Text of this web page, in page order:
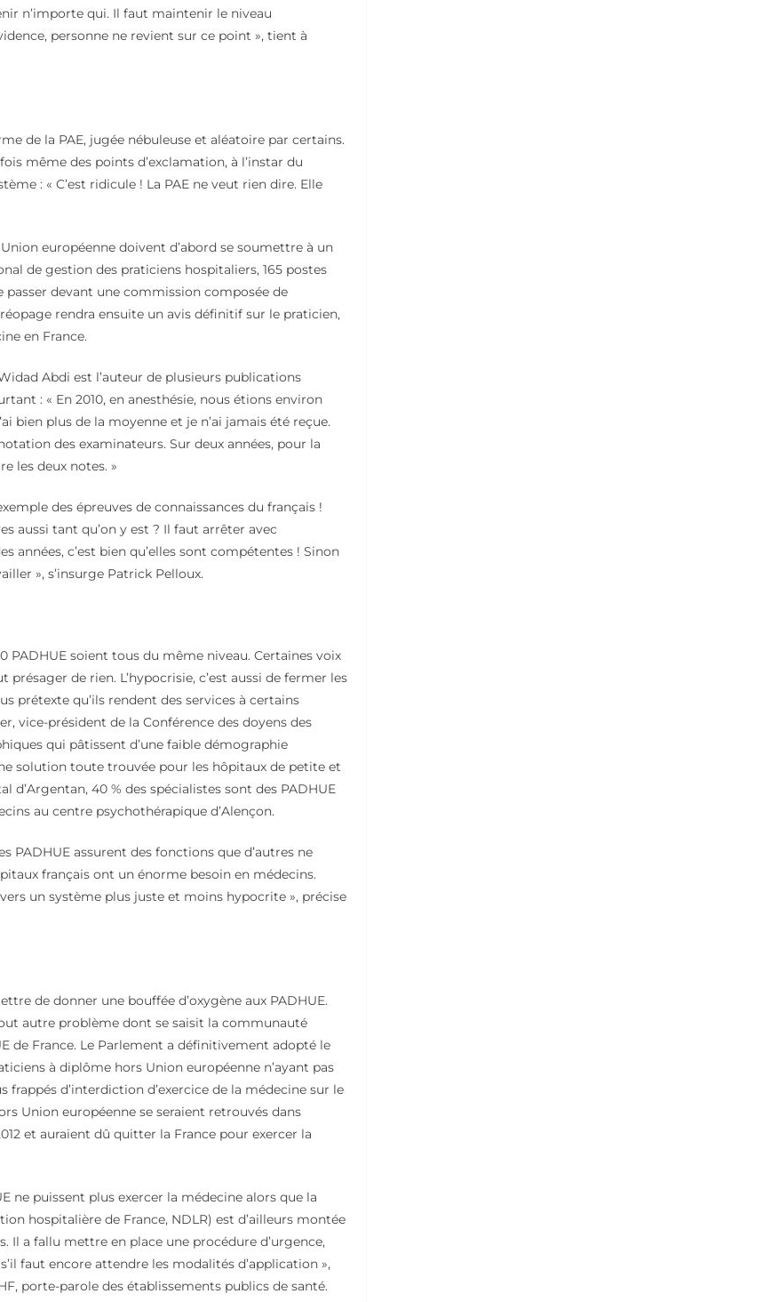
n’importe qui. Il faut maintenir le niveau
personne ne revient sur ce point », tient à
de la PAE, jugée nébuleuse et aléatoire par certains.
même des points d’exclamation, à l’instar du
: « C’est ridicule ! La PAE ne veut rien dire. Elle
européenne doivent d’abord se soumettre à un
de gestion des praticiens hospitaliers, 165 postes
devant une commission composée de
rendra ensuite un avis définitif sur le praticien,
en France.
Abdi est l’auteur de plusieurs publications
: « En 2010, en anesthésie, nous étions environ
bien plus de la moyenne et je n’ai jamais été reçue.
des examinateurs. Sur deux années, pour la
les deux notes. »
des épreuves de connaissances du français !
aussi tant qu’on y est ? Il faut arrêter avec
années, c’est bien qu’elles sont compétentes ! Sinon
», s’insurge Patrick Pelloux.
PADHUE soient tous du même niveau. Certaines voix
présager de rien. L’hypocrisie, c’est aussi de fermer les
prétexte qu’ils rendent des services à certains
vice-président de la Conférence des doyens des
qui pâtissent d’une faible démographie
solution toute trouvée pour les hôpitaux de petite et
d’Argentan, 40 % des spécialistes sont des PADHUE
au centre psychothérapique d’Alençon.
PADHUE assurent des fonctions que d’autres ne
français ont un énorme besoin en médecins.
un système plus juste et moins hypocrite », précise
de donner une bouffée d’oxygène aux PADHUE.
autre problème dont se saisit la communauté
de France. Le Parlement a définitivement adopté le
à diplôme hors Union européenne n’ayant pas
frappés d’interdiction d’exercice de la médecine sur le
Union européenne se seraient retrouvés dans
et auraient dû quitter la France pour exercer la
ne puissent plus exercer la médecine alors que la
hospitalière de France, NDLR) est d’ailleurs montée
a fallu mettre en place une procédure d’urgence,
faut encore attendre les modalités d’application »,
porte-parole des établissements publics de santé.